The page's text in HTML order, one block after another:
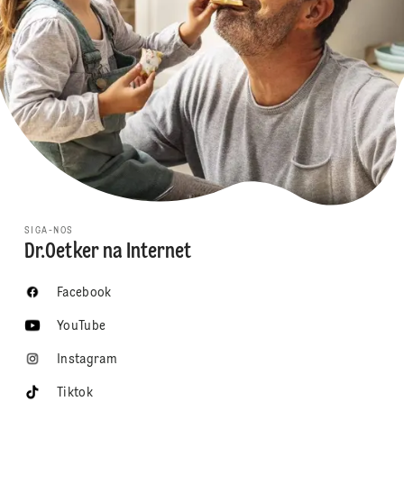
SIGA-NOS
Dr.Oetker na Internet
Facebook
YouTube
Instagram
Tiktok